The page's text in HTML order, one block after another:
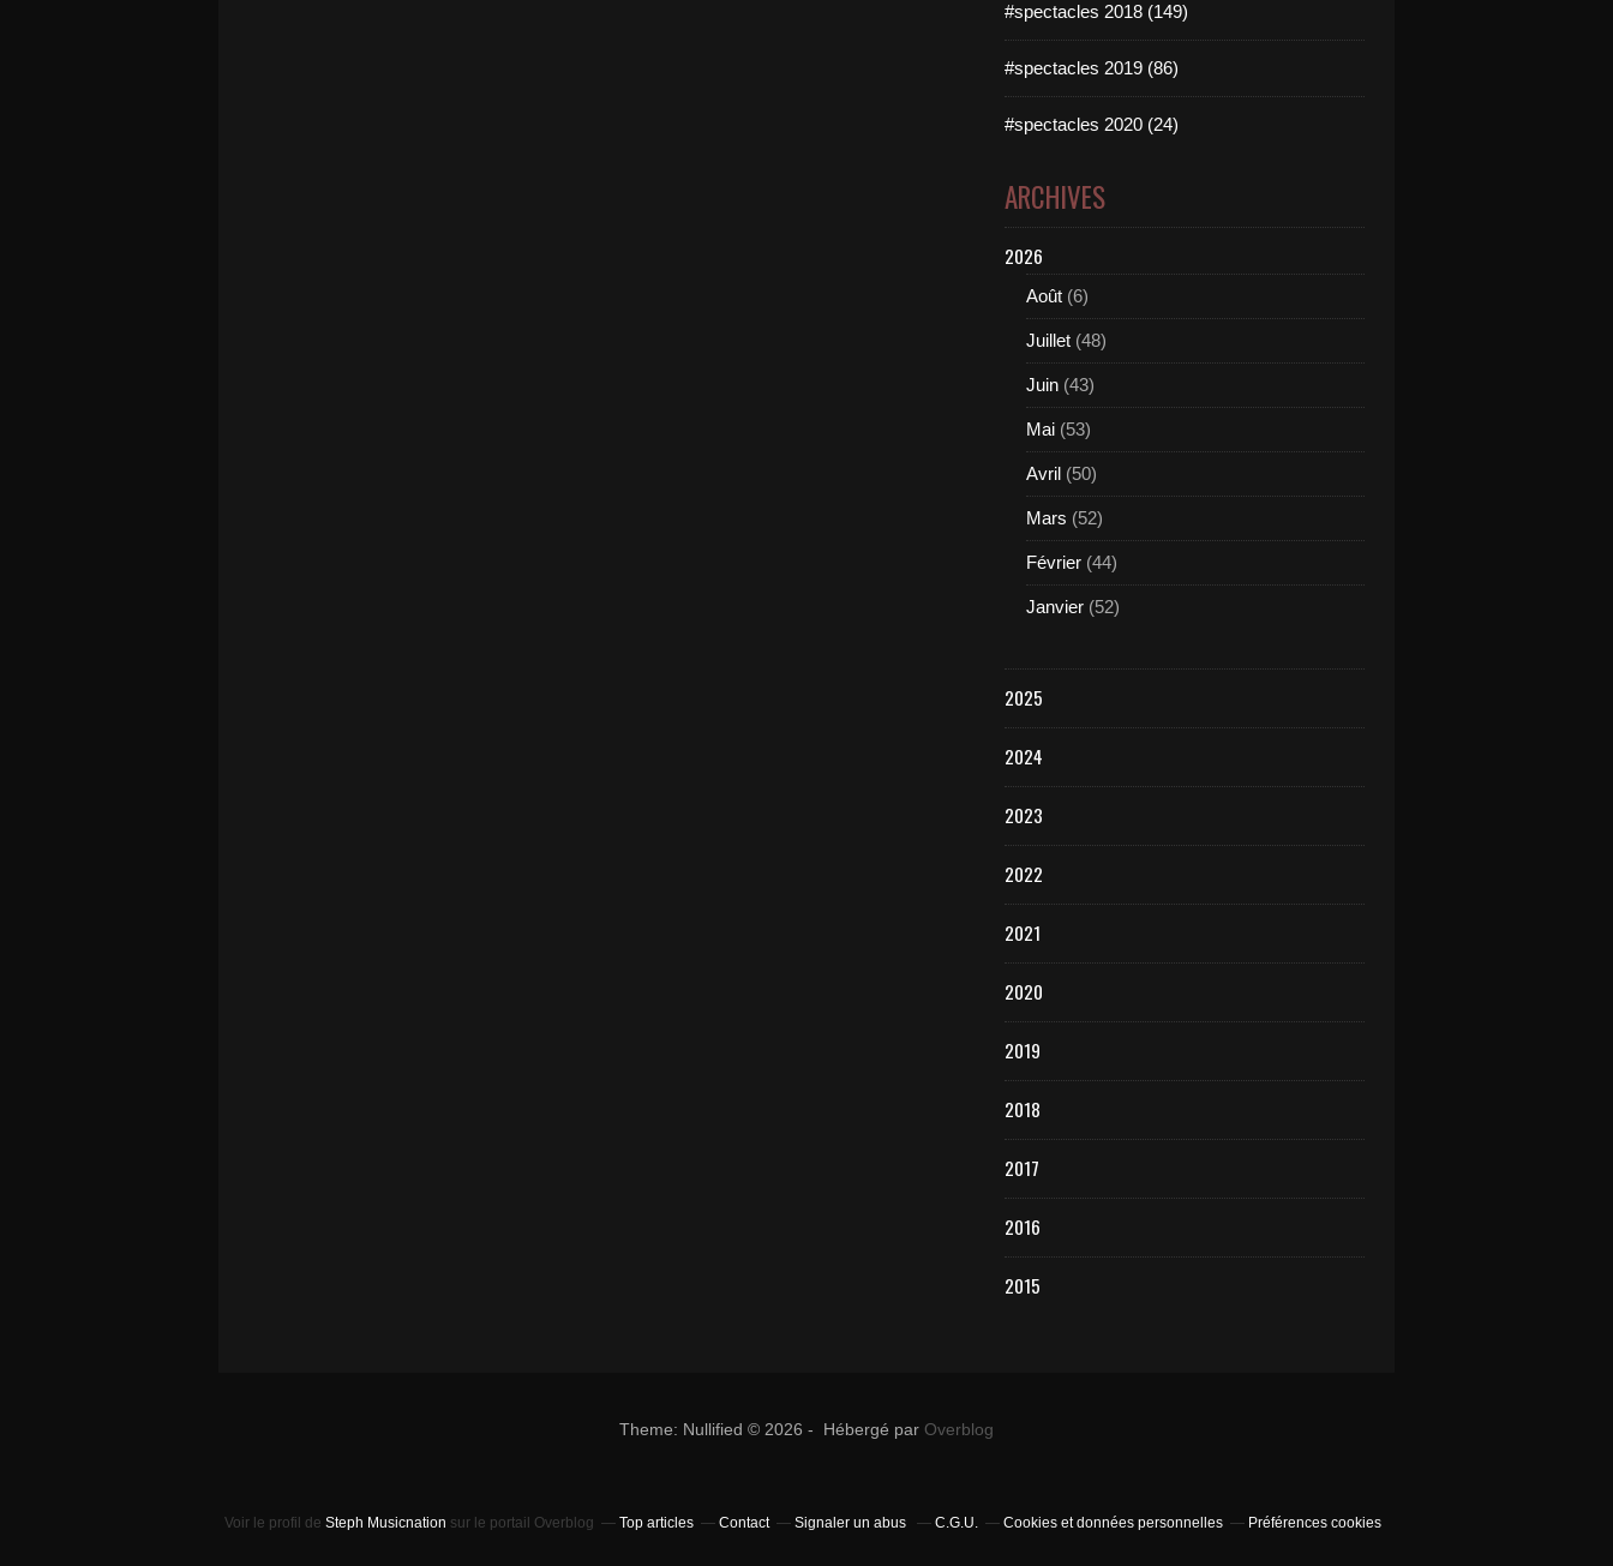
#spectacles 2018 (149)
#spectacles 2019 (86)
#spectacles 2020 (24)
ARCHIVES
2026
Août (6)
Juillet (48)
Juin (43)
Mai (53)
Avril (50)
Mars (52)
Février (44)
Janvier (52)
2025
2024
2023
2022
2021
2020
2019
2018
2017
2016
2015
Theme: Nullified © 2026 - Hébergé par Overblog
Voir le profil de Steph Musicnation sur le portail Overblog Top articles Contact Signaler un abus C.G.U. Cookies et données personnelles Préférences cookies